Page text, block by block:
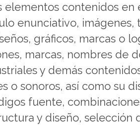
elementos contenidos en
enunciativo, imágenes,
gráficos, marcas o
marcas, nombres de
y demás
o sonoros, así como su
fuente,
y diseño, selección